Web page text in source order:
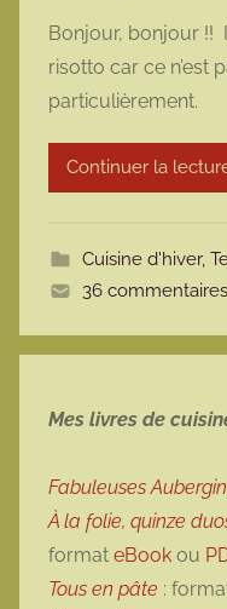
Bonjour, bonjour !!
risotto car ce n’est
particulièrement.
Continuer la
Cuisine d'hiver,
36 commentaires
Mes livres de
Fabuleuses
À la folie, quinze
format eBook ou
Tous en pâte :